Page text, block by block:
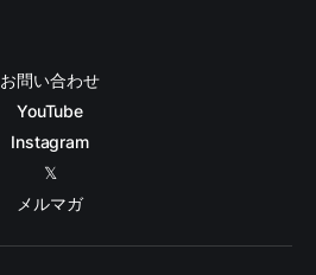
お問い合わせ
YouTube
Instagram
𝕏
メルマガ